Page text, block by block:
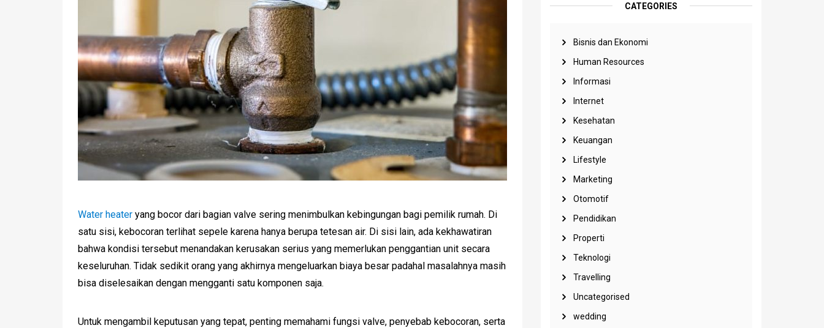
CATEGORIES
Bisnis dan Ekonomi
Human Resources
Informasi
Internet
Kesehatan
Keuangan
Lifestyle
Marketing
Otomotif
Pendidikan
Properti
Teknologi
Travelling
Uncategorised
wedding
Water heater yang bocor dari bagian valve sering menimbulkan kebingungan bagi pemilik rumah. Di
satu sisi, kebocoran terlihat sepele karena hanya berupa tetesan air. Di sisi lain, ada kekhawatiran
bahwa kondisi tersebut menandakan kerusakan serius yang memerlukan penggantian unit secara
keseluruhan. Tidak sedikit orang yang akhirnya mengeluarkan biaya besar padahal masalahnya masih
bisa diselesaikan dengan mengganti satu komponen saja.
Untuk mengambil keputusan yang tepat, penting memahami fungsi valve, penyebab kebocoran, serta